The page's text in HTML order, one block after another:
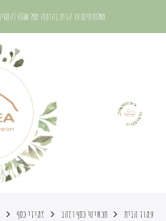
משלוח חינם עד הבית בהזמנה מעל 400₪ | המחירים כוללים מע"מ | אפשר להוסיף ציפוי זהב לכל תכשיטי הכסף
עמוד הבית תכשיטי כסף וזהב צמידי כסף